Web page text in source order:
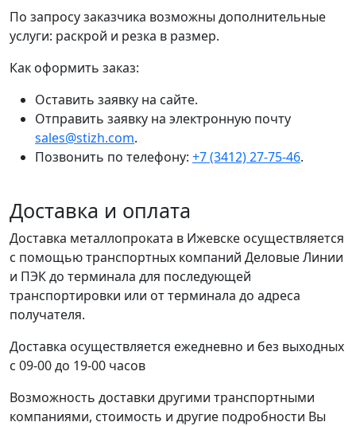
По запросу заказчика возможны дополнительные
услуги: раскрой и резка в размер.
Как оформить заказ:
Оставить заявку на сайте.
Отправить заявку на электронную почту
sales@stizh.com.
Позвонить по телефону: +7 (3412) 27-75-46.
Доставка и оплата
Доставка металлопроката в Ижевске осуществляется
с помощью транспортных компаний Деловые Линии
и ПЭК до терминала для последующей
транспортировки или от терминала до адреса
получателя.
Доставка осуществляется ежедневно и без выходных
с 09-00 до 19-00 часов
Возможность доставки другими транспортными
компаниями, стоимость и другие подробности Вы